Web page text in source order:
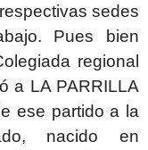
sedes
Pues bien
regional
a LA PARRILLA
ese partido a la
nacido en